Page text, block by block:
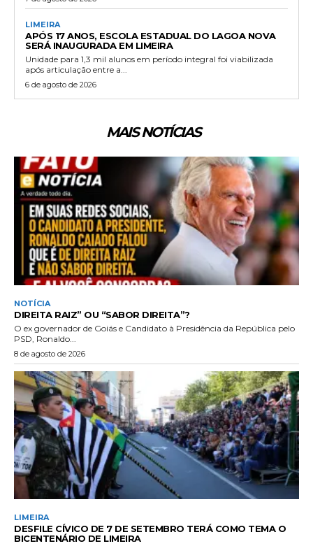
LIMEIRA
APÓS 17 ANOS, ESCOLA ESTADUAL DO LAGOA NOVA
SERÁ INAUGURADA EM LIMEIRA
Unidade para 1,3 mil alunos em período integral foi viabilizada
após articulação entre a...
6 de agosto de 2026
MAIS NOTÍCIAS
NOTÍCIA
DIREITA RAIZ” OU “SABOR DIREITA”?
O ex governador de Goiás e Candidato à Presidência da República pelo
PSD, Ronaldo...
8 de agosto de 2026
LIMEIRA
DESFILE CÍVICO DE 7 DE SETEMBRO TERÁ COMO TEMA O
BICENTENÁRIO DE LIMEIRA